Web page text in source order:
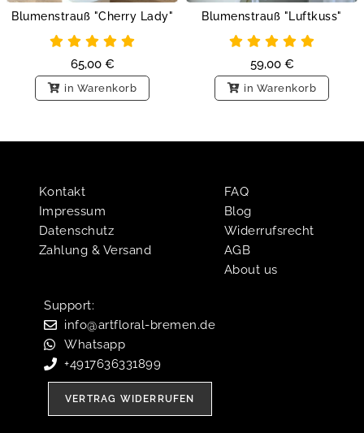
Blumenstrauß "Cherry Lady"
65,00 €
in Warenkorb
Blumenstrauß "Luftkuss"
59,00 €
in Warenkorb
Kontakt
Impressum
Datenschutz
Zahlung & Versand
FAQ
Blog
Widerrufsrecht
AGB
About us
Support:​
info@artfloral-bremen.de
Whatsapp
+4917636331899
VERTRAG WIDERRUFEN